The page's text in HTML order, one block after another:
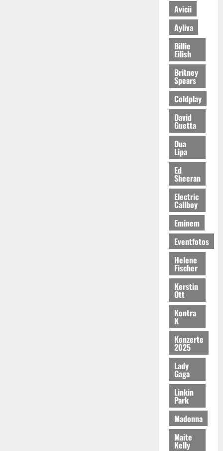
Avicii
Ayliva
Billie
Eilish
Britney
Spears
Coldplay
David
Guetta
Dua
Lipa
Ed
Sheeran
Electric
Callboy
Eminem
Eventfotos
Helene
Fischer
Kerstin
Ott
Kontra
K
Konzerte
2025
Lady
Gaga
Linkin
Park
Madonna
Maite
Kelly